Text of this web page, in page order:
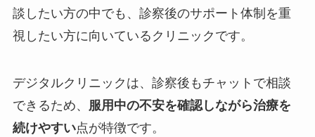
談したい方の中でも、診察後のサポート体制を重
視したい方に向いているクリニックです。
デジタルクリニックは、診察後もチャットで相談
できるため、 服用中の不安を確認しながら治療を
続けやすい点が特徴です。